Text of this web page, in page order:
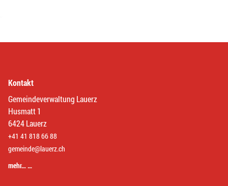
Kontakt
Gemeindeverwaltung Lauerz
Husmatt 1
6424 Lauerz
+41 41 818 66 88
gemeinde@lauerz.ch
mehr… …